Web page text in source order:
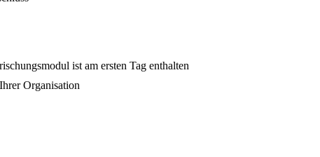
ist am ersten Tag enthalten
Organisation